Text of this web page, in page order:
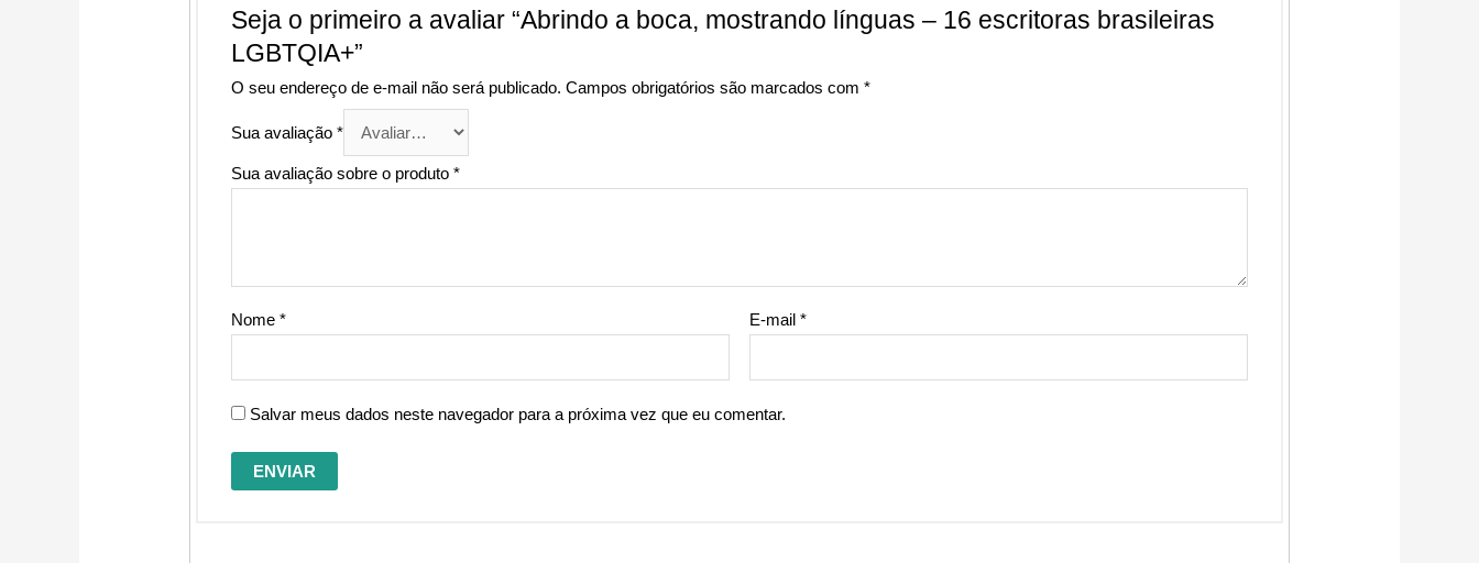
Seja o primeiro a avaliar “Abrindo a boca, mostrando línguas – 16 escritoras brasileiras
LGBTQIA+”
O seu endereço de e-mail não será publicado. Campos obrigatórios são marcados com*
Sua avaliação*
Sua avaliação sobre o produto*
Nome* E-mail*
Salvar meus dados neste navegador para a próxima vez que eu comentar.